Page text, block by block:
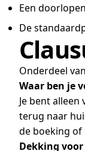
Een
De
Onderdeel
Waar ben je
Je bent
terug naar
de boeking of
Dekking